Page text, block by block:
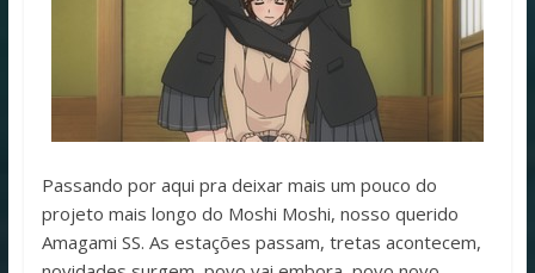
Passando por aqui pra deixar mais um pouco do
projeto mais longo do Moshi Moshi, nosso querido
Amagami SS. As estações passam, tretas acontecem,